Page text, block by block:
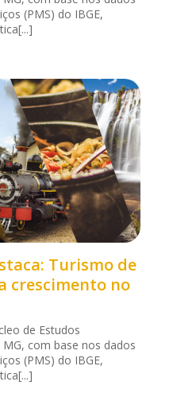
(PMS) do IBGE,
Turismo de
crescimento no
de Estudos
com base nos dados
(PMS) do IBGE,